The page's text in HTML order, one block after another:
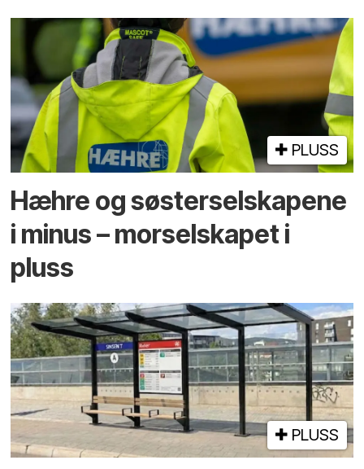
PLUSS
Hæhre og søster­selskapene
i minus – mor­selskapet i
pluss
PLUSS